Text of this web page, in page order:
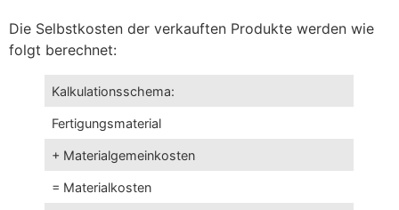
Die Selbstkosten der verkauften Produkte werden wie
folgt berechnet:
Kalkulationsschema:
Fertigungsmaterial
+ Materialgemeinkosten
= Materialkosten